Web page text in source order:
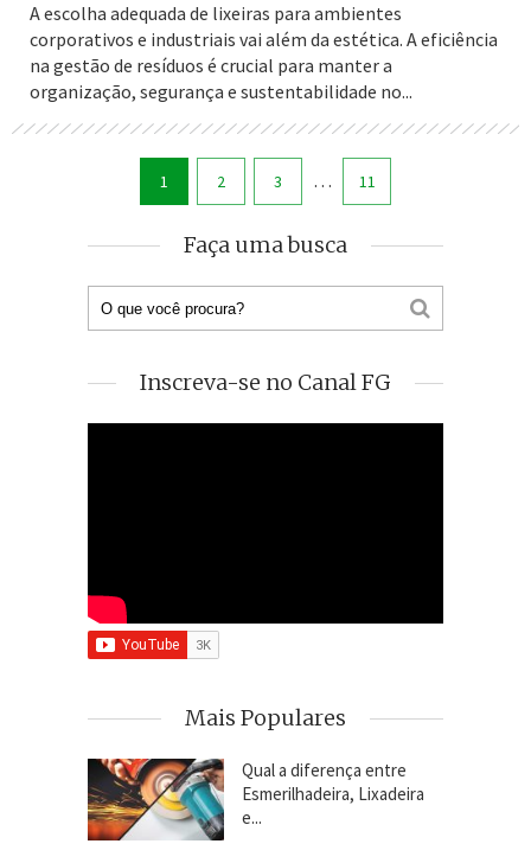
A escolha adequada de lixeiras para ambientes
corporativos e industriais vai além da estética. A eficiência
na gestão de resíduos é crucial para manter a
organização, segurança e sustentabilidade no...
1 2 3 … 11
Faça uma busca
Inscreva-se no Canal FG
Mais Populares
Qual a diferença entre
Esmerilhadeira, Lixadeira
e...